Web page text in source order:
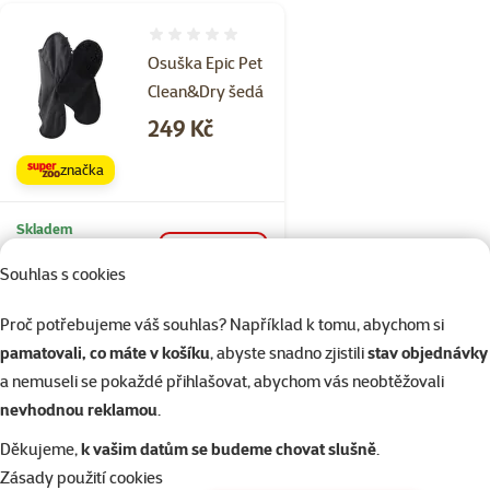
Souhlas s cookies
Proč potřebujeme váš souhlas? Například k tomu, abychom si
pamatovali, co máte v košíku, abyste snadno zjistilistav objednávky
a nemuseli se pokaždé přihlašovat, abychom vás neobtěžovali
nevhodnou reklamou.
Děkujeme,k vašim datům se budeme chovat slušně.
Zásady použití cookies
Osuška Epic Pet
Clean&Dry šedá
Cena
249 Kč
značka
Skladem
zdarma
Koupací župan
Hodnocení 0%
💥 Výprodej